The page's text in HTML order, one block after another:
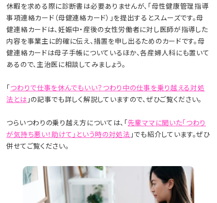
休暇を求める際に診断書は必要ありませんが、「母性健康管理指導
事項連絡カード（母健連絡カード）」を提出するとスムーズです。母
健連絡カードは、妊娠中・産後の女性労働者に対し医師が指導した
内容を事業主に的確に伝え、措置を申し出るためのカードです。母
健連絡カードは母子手帳についているほか、各産婦人科にも置いて
あるので、主治医に相談してみましょう。
「つわりで仕事を休んでもいい？つわり中の仕事を乗り越える対処
法とは 」の記事でも詳しく解説していますので、ぜひご覧ください。
つらいつわりの乗り越え方については、「先輩ママに聞いた「つわり
が気持ち悪い！助けて」という時の対処法 」でも紹介しています。ぜひ
併せてご覧ください。